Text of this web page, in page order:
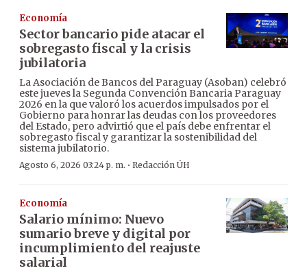
Economía
Sector bancario pide atacar el
sobregasto fiscal y la crisis
jubilatoria
La Asociación de Bancos del Paraguay (Asoban) celebró
este jueves la Segunda Convención Bancaria Paraguay
2026 en la que valoró los acuerdos impulsados por el
Gobierno para honrar las deudas con los proveedores
del Estado, pero advirtió que el país debe enfrentar el
sobregasto fiscal y garantizar la sostenibilidad del
sistema jubilatorio.
Agosto 6, 2026 03:24 p. m. · Redacción ÚH
Economía
Salario mínimo: Nuevo
sumario breve y digital por
incumplimiento del reajuste
salarial